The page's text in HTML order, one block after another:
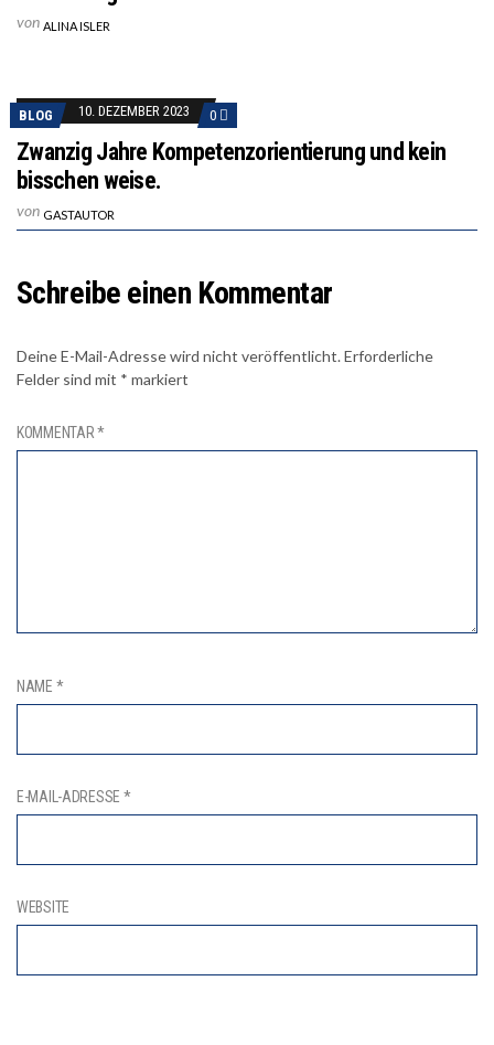
von ALINA ISLER
BLOG 10. DEZEMBER 2023 0
Zwanzig Jahre Kompetenzorientierung und kein
bisschen weise.
von GASTAUTOR
Schreibe einen Kommentar
Deine E-Mail-Adresse wird nicht veröffentlicht.Erforderliche
Felder sind mit * markiert
KOMMENTAR*
NAME *
E-MAIL-ADRESSE *
WEBSITE